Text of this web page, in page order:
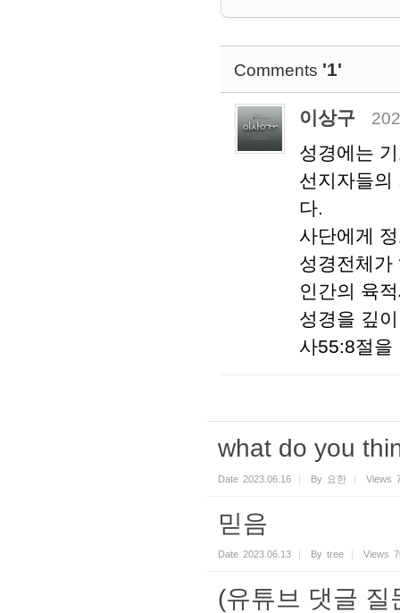
Comments '1'
이상구
성경에는
선지자들의
다.
사단에게
성경전체가
인간의 육
성경을 깊
사55:8절을
what do you
Date 2023.06.16 By 요한 Views
믿음
Date 2023.06.13 By tree Views
(유튜브 댓글 질